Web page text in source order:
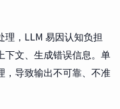
理，LLM 易因认知负担
下文、生成错误信息。单
，导致输出不可靠、不准